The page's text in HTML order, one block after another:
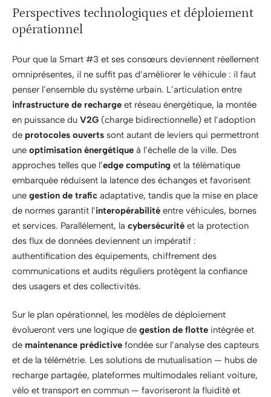
Perspectives technologiques et déploiement
opérationnel
Pour que la Smart #3 et ses consœurs deviennent réellement
omniprésentes, il ne suffit pas d’améliorer le véhicule : il faut
penser l’ensemble du système urbain. L’articulation entre
infrastructure de recharge et réseau énergétique, la montée
en puissance du V2G (charge bidirectionnelle) et l’adoption
de protocoles ouverts sont autant de leviers qui permettront
une optimisation énergétique à l’échelle de la ville. Des
approches telles que l’edge computing et la télématique
embarquée réduisent la latence des échanges et favorisent
une gestion de trafic adaptative, tandis que la mise en place
de normes garantit l’interopérabilité entre véhicules, bornes
et services. Parallèlement, la cybersécurité et la protection
des flux de données deviennent un impératif :
authentification des équipements, chiffrement des
communications et audits réguliers protègent la confiance
des usagers et des collectivités.
Sur le plan opérationnel, les modèles de déploiement
évolueront vers une logique de gestion de flotte intégrée et
de maintenance prédictive fondée sur l’analyse des capteurs
et de la télémétrie. Les solutions de mutualisation — hubs de
recharge partagée, plateformes multimodales reliant voiture,
vélo et transport en commun — favoriseront la fluidité et